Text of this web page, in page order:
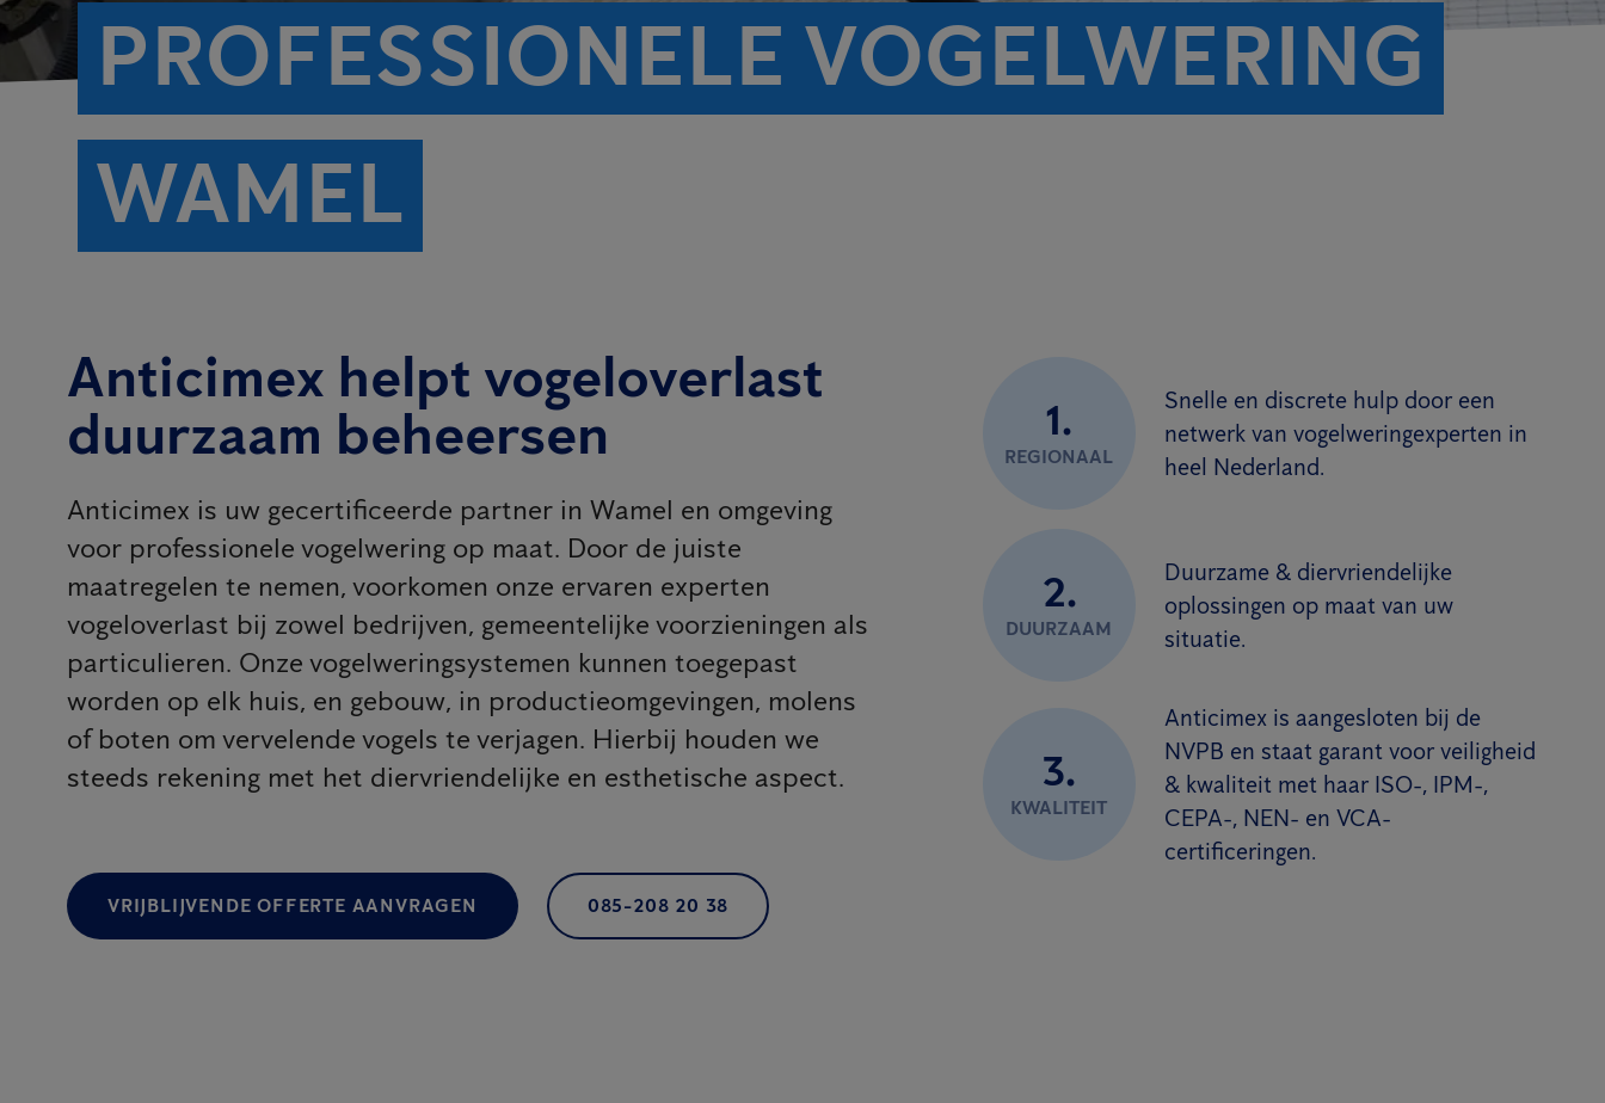
PROFESSIONELE VOGELWERING
WAMEL
Anticimex helpt vogeloverlast
duurzaam beheersen
Anticimex is uw gecertificeerde partner in Wamel en omgeving
voor professionele vogelwering op maat. Door de juiste
maatregelen te nemen, voorkomen onze ervaren experten
vogeloverlast bij zowel bedrijven, gemeentelijke voorzieningen als
particulieren. Onze vogelweringsystemen kunnen toegepast
worden op elk huis, en gebouw, in productieomgevingen, molens
of boten om vervelende vogels te verjagen. Hierbij houden we
steeds rekening met het diervriendelijke en esthetische aspect.
VRIJBLIJVENDE OFFERTE AANVRAGEN 085-208 20 38
1.
REGIONAAL
Snelle en discrete hulp door een
netwerk van vogelweringexperten in
heel Nederland.
2.
DUURZAAM
Duurzame & diervriendelijke
oplossingen op maat van uw
situatie.
3.
KWALITEIT
Anticimex is aangesloten bij de
NVPB en staat garant voor veiligheid
& kwaliteit met haar ISO-, IPM-,
CEPA-, NEN- en VCA-
certificeringen.